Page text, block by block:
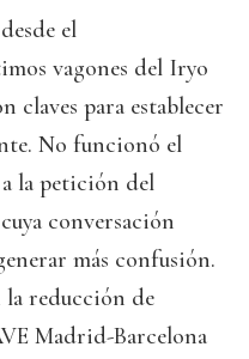
el
vagones del Iryo
claves para establecer
No funcionó el
la petición del
conversación
más confusión.
reducción de
Madrid-Barcelona